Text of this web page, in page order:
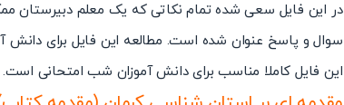
در این فایل سعی شده تمام نکاتی که یک معلم دبیرستان
سوال و پاسخ عنوان شده است. مطالعه این فایل برای دانش
این فایل کاملا مناسب برای دانش آموزان شب امتحانی است.